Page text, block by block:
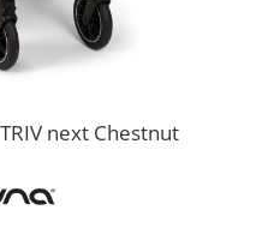
next Chestnut